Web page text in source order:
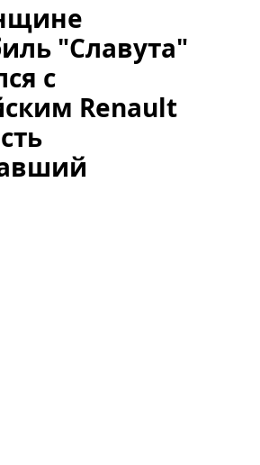
"Славута"
с
Renault